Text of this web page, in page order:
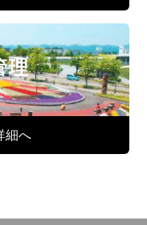
理
細へ